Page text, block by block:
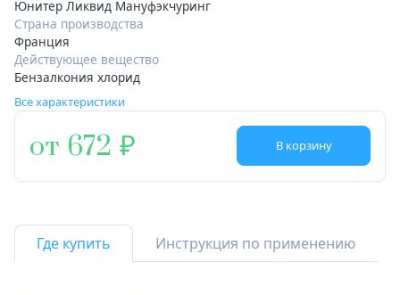
Юнитер Ликвид Мануфэкчуринг
Страна производства
Франция
Действующее вещество
Бензалкония хлорид
Все характеристики
от 672 В корзину
Где купить Инструкция по применению